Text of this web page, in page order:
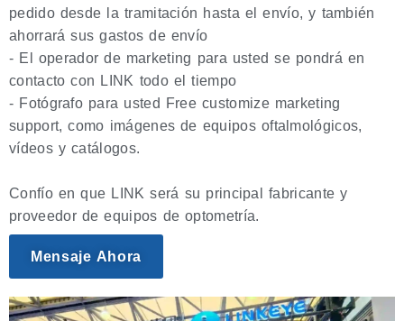
pedido desde la tramitación hasta el envío, y también
ahorrará sus gastos de envío
- El operador de marketing para usted se pondrá en
contacto con LINK todo el tiempo
- Fotógrafo para usted Free customize marketing
support, como imágenes de equipos oftalmológicos,
vídeos y catálogos.
Confío en que LINK será su principal fabricante y
proveedor de equipos de optometría.
Mensaje Ahora